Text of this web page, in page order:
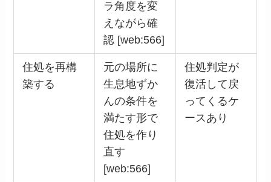
ラ角度を変
えながら確
認 [web:566]
住処を再構
築する
元の場所に
生息地ずか
んの条件を
満たす形で
住処を作り
直す
[web:566]
住処判定が
復活して戻
ってくるケ
ースあり